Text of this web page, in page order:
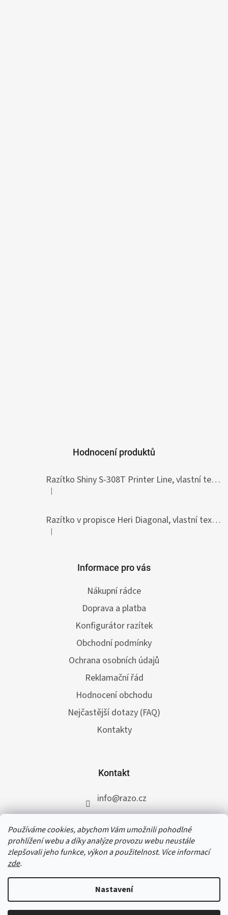
Používáme cookies, abychom Vám umožnili pohodlné
prohlížení webu a díky analýze provozu webu neustále
zlepšovali jeho funkce, výkon a použitelnost. Více informací
zde.
Nastavení
čtvrtka 30. 7. 2026 do 12:30 vyřídíme ještě téhož
dne, všem ostatním objednávkám se opět
Hodnocení produktů
Razítko Shiny S-308T Printer Line, vlastní text 45 x 10 mm
Hodnocení produktu je 5 z 5 hvězdiček.
|
Razítko v propisce Heri Diagonal, vlastní text 33 x 8,7 mm
Hodnocení produktu je 5 z 5 hvězdiček.
|
Informace pro vás
Nákupní rádce
Doprava a platba
Konfigurátor razítek
Obchodní podmínky
Ochrana osobních údajů
Reklamační řád
Hodnocení obchodu
Nejčastější dotazy (FAQ)
Kontakty
Kontakt
info@razo.cz
+420 731 422 117
RAZO.cz